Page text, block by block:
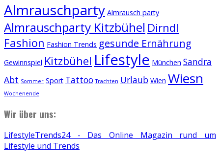
Almrauschparty Almrausch party
Almrauschparty Kitzbühel Dirndl
Fashion Fashion Trends gesunde Ernährung
Gewinnspiel Kitzbühel Lifestyle München Sandra
Abt Sommer Sport Tattoo Trachten Urlaub Wien Wiesn
Wochenende
Wir über uns:
LifestyleTrends24 - Das Online Magazin rund um
Lifestyle und Trends